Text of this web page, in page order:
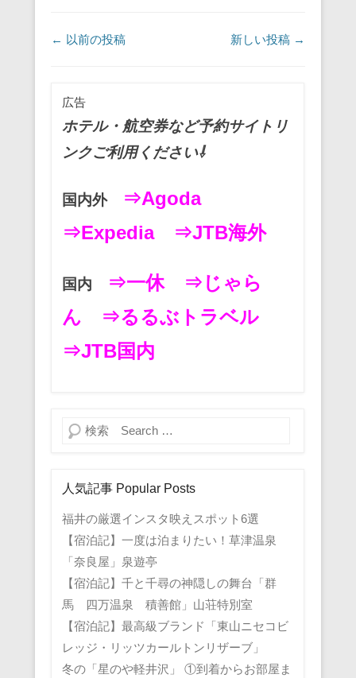
b
k
a
投稿ナビゲーション
← 以前の投稿 新しい投稿 →
広告
ホテル・航空券など予約サイトリ
ンクご利用ください⇩
国内外
⇒Agoda
⇒Expedia
⇒JTB海外
国内 ⇒一休
⇒じゃら
ん
⇒るるぶトラベル
⇒JTB国内
検索
人気記事 Popular Posts
福井の厳選インスタ映えスポット6選
【宿泊記】一度は泊まりたい！草津温泉
「奈良屋」泉遊亭
【宿泊記】千と千尋の神隠しの舞台「群
馬 四万温泉 積善館」山荘特別室
【宿泊記】最高級ブランド「東山ニセコビ
レッジ・リッツカールトンリザーブ」
冬の「星のや軽井沢」 ①到着からお部屋ま